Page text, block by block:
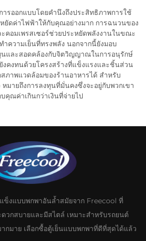
ารออกแบบโดยคำนึงถึงประสิทธิภาพการใช้
ยัดค่าไฟฟ้าให้กับคุณอย่างมาก การฉนวนของ
คอมเพรสเซอร์ช่วยประหยัดพลังงานในขณะ
ความเย็นที่ทรงพลัง นอกจากนี้ยังมอบ
และสอดคล้องกับจิตวิญญาณในการอนุรักษ์
งคงทนด้วยโครงสร้างที่แข็งแรงและชิ้นส่วน
ภาพแวดล้อมของร้านอาหารได้ สำหรับ
หมายถึงการลงทุนที่มั่นคงซึ่งจะอยู่กับพวกเขา
คุณค่าเกินกว่าเงินที่จ่ายไป
ข็งแบบพกพาอันล้ำสมัยจาก Freecool ที่
วกสบายและมีสไตล์ เหมาะสำหรับรถยนต์
กมาย เลือกซื้อตู้เย็นแบบพกพาที่ดีที่สุดได้แล้ว